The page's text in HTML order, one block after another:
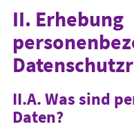
II. Erhebung
II.A. Was sind
Daten?